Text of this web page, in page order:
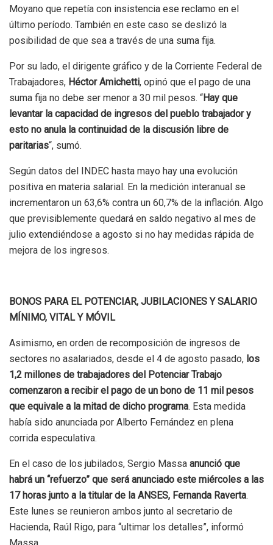
Moyano que repetía con insistencia ese reclamo en el
último período. También en este caso se deslizó la
posibilidad de que sea a través de una suma fija.
Por su lado, el dirigente gráfico y de la Corriente Federal de
Trabajadores, Héctor Amichetti, opinó que el pago de una
suma fija no debe ser menor a 30 mil pesos. “Hay que
levantar la capacidad de ingresos del pueblo trabajador y
esto no anula la continuidad de la discusión libre de
paritarias“, sumó.
Según datos del INDEC hasta mayo hay una evolución
positiva en materia salarial. En la medición interanual se
incrementaron un 63,6% contra un 60,7% de la inflación. Algo
que previsiblemente quedará en saldo negativo al mes de
julio extendiéndose a agosto si no hay medidas rápida de
mejora de los ingresos.
BONOS PARA EL POTENCIAR, JUBILACIONES Y SALARIO
MÍNIMO, VITAL Y MÓVIL
Asimismo, en orden de recomposición de ingresos de
sectores no asalariados, desde el 4 de agosto pasado, los
1,2 millones de trabajadores del Potenciar Trabajo
comenzaron a recibir el pago de un bono de 11 mil pesos
que equivale a la mitad de dicho programa. Esta medida
había sido anunciada por Alberto Fernández en plena
corrida especulativa.
En el caso de los jubilados, Sergio Massa anunció que
habrá un “refuerzo” que será anunciado este miércoles a las
17 horas junto a la titular de la ANSES, Fernanda Raverta.
Este lunes se reunieron ambos junto al secretario de
Hacienda, Raúl Rigo, para “ultimar los detalles”, informó